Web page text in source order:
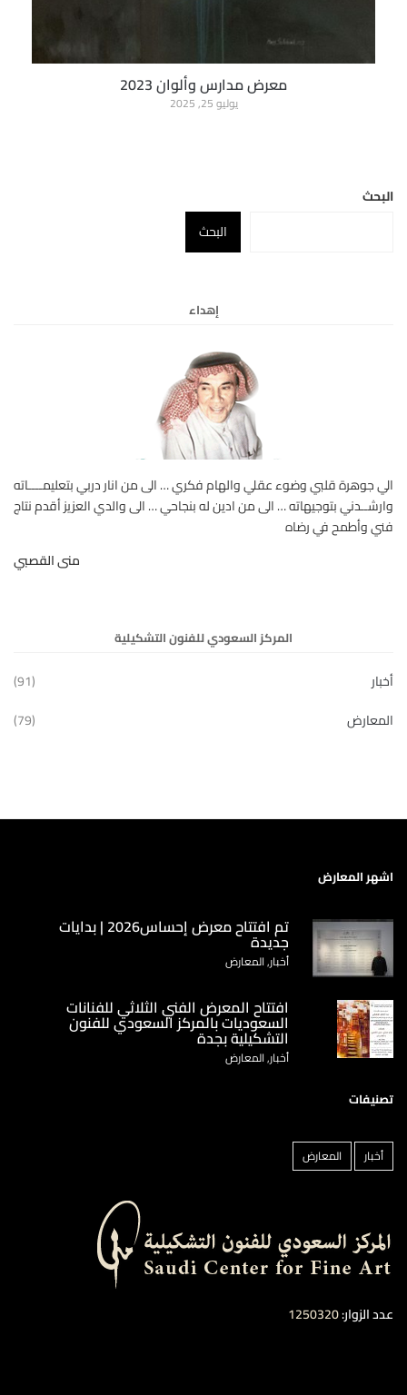
معرض مدارس وألوان 2023
يوليو 25, 2025
البحث
البحث
إهداء
الي جوهرة قلبي وضوء عقلي والهام فكري … الى من انار دربي بتعليمــــاته
وارشــدني بتوجيهاته … الى من ادين له بنجاحي … الى والدي العزيز أقدم نتاج
فني وأطمح في رضاه
منى القصبي
المركز السعودي للفنون التشكيلية
أخبار
(91)
المعارض
(79)
اشهر المعارض
تم افتتاح معرض إحساس2026 | بدايات
جديدة
أخبار, المعارض
‏افتتاح المعرض الفني الثلاثي للفنانات
السعوديات بالمركز السعودي للفنون
التشكيلية بجدة
أخبار, المعارض
تصنيفات
أخبار المعارض
عدد الزوار:1250320